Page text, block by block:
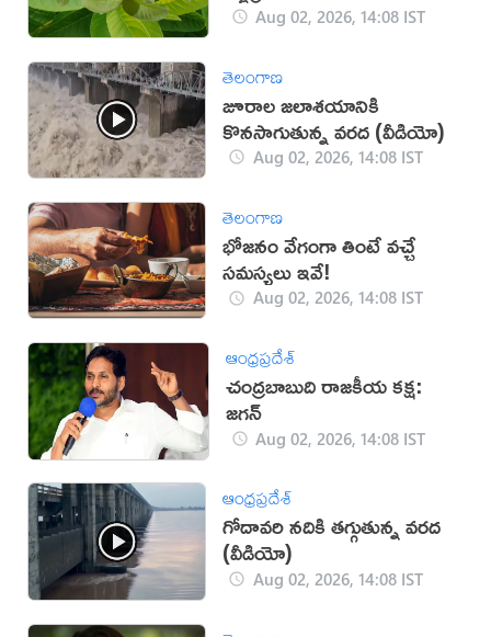
Aug 02, 2026, 14:08 IST
తెలంగాణ
జూరాల జలాశయానికి
కొనసాగుతున్న వరద (వీడియో)
Aug 02, 2026, 14:08 IST
తెలంగాణ
భోజనం వేగంగా తింటే వచ్చే
సమస్యలు ఇవే!
Aug 02, 2026, 14:08 IST
ఆంధ్రప్రదేశ్
చంద్రబాబుది రాజకీయ కక్ష:
జగన్
Aug 02, 2026, 14:08 IST
ఆంధ్రప్రదేశ్
గోదావరి నదికి తగ్గుతున్న వరద
(వీడియో)
Aug 02, 2026, 14:08 IST